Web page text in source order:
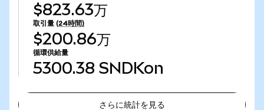
$823.63万
取引量 (24時間)
$200.86万
循環供給量
5300.38 SNDKon
さらに統計を見る